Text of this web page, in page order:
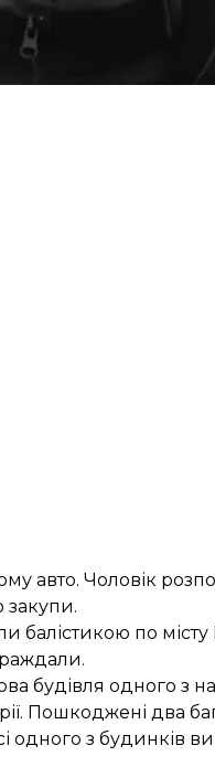
авто. Чоловік
закупи.
балістикою по
будівля одного з
Пошкоджені два
одного з будинків